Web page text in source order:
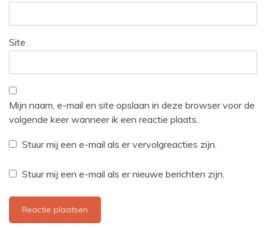
Site
Mijn naam, e-mail en site opslaan in deze browser voor de
volgende keer wanneer ik een reactie plaats.
Stuur mij een e-mail als er vervolgreacties zijn.
Stuur mij een e-mail als er nieuwe berichten zijn.